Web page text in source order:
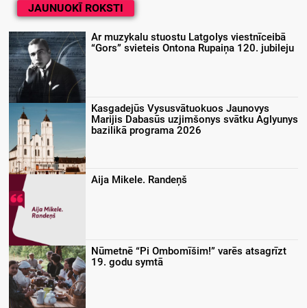
JAUNUOKĪ ROKSTI
Ar muzykalu stuostu Latgolys viestnīceibā
“Gors” svieteis Ontona Rupaiņa 120. jubileju
Kasgadejūs Vysusvātuokuos Jaunovys
Marijis Dabasūs uzjimšonys svātku Aglyunys
bazilikā programa 2026
Aija Mikele. Randeņš
Nūmetnē “Pi Ombomīšim!” varēs atsagrīzt
19. godu symtā